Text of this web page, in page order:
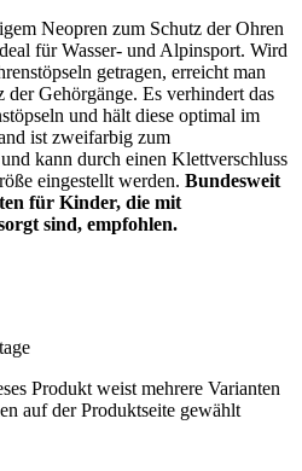
Neopren zum Schutz der Ohren
für Wasser- und Alpinsport. Wird
getragen, erreicht man
der Gehörgänge. Es verhindert das
und hält diese optimal im
ist zweifarbig zum
kann durch einen Klettverschluss
eingestellt werden. Bundesweit
für Kinder, die mit
sind, empfohlen.
Produkt weist mehrere Varianten
auf der Produktseite gewählt